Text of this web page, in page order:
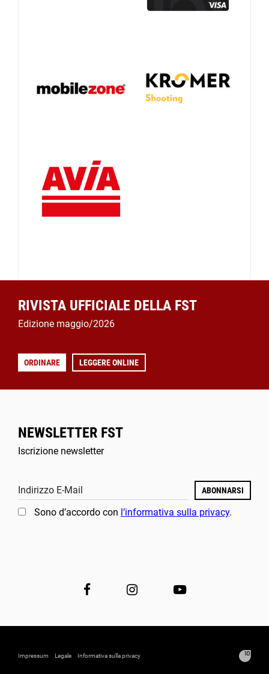
RIVISTA UFFICIALE DELLA FST
Edizione maggio/2026
ORDINARE LEGGERE ONLINE
NEWSLETTER FST
Iscrizione newsletter
Indirizzo E-Mail ABONNARSI
Sono d’accordo con l’informativa sulla privacy.
Impressum Legale Informativa sulla privacy